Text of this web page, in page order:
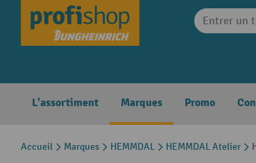
Skip to main navigation
L'assortiment Marques Promo
Accueil Marques HEMMDAL HEMMDAL Atelier